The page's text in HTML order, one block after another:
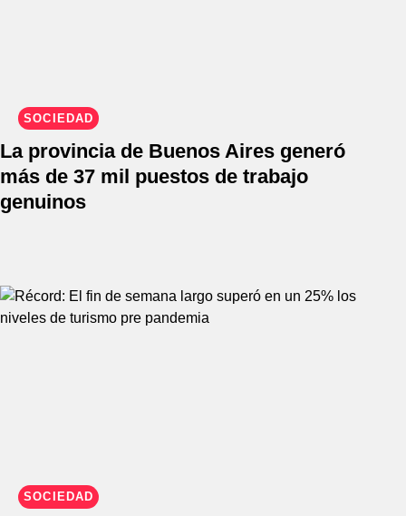
SOCIEDAD
La provincia de Buenos Aires generó
más de 37 mil puestos de trabajo
genuinos
SOCIEDAD